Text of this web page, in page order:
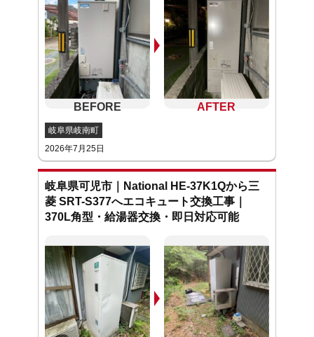
岐阜県岐南町
2026年7月25日
岐阜県可児市｜National HE-37K1Qから三
菱 SRT-S377へエコキュート交換工事｜
370L角型・給湯器交換・即日対応可能